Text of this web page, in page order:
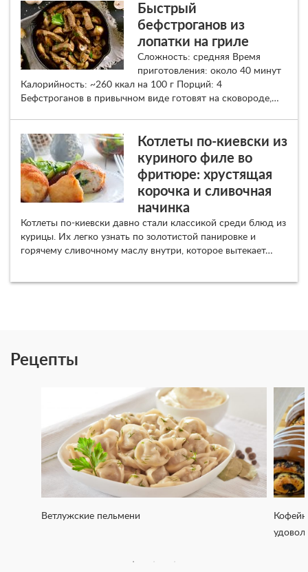
Быстрый
бефстроганов из
лопатки на гриле
Сложность: средняя Время
приготовления: около 40 минут
Калорийность: ~260 ккал на 100 г Порций: 4
Бефстроганов в привычном виде готовят на сковороде,…
Котлеты по-киевски из
куриного филе во
фритюре: хрустящая
корочка и сливочная
начинка
Котлеты по-киевски давно стали классикой среди блюд из
курицы. Их легко узнать по золотистой панировке и
горячему сливочному маслу внутри, которое вытекает…
Рецепты
Ветлужские пельмени